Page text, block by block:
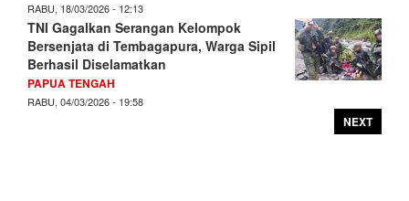
RABU, 18/03/2026 - 12:13
TNI Gagalkan Serangan Kelompok
Bersenjata di Tembagapura, Warga Sipil
Berhasil Diselamatkan
PAPUA TENGAH
RABU, 04/03/2026 - 19:58
NEXT